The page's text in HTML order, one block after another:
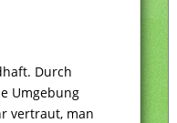
Durch
Umgebung
vertraut, man